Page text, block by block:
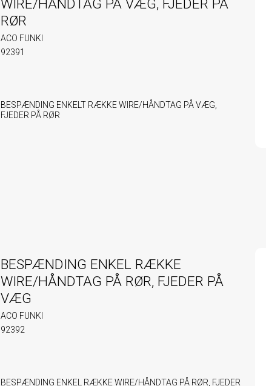
WIRE/HÅNDTAG PÅ VÆG, FJEDER PÅ
RØR
ACO FUNKI
92391
BESPÆNDING ENKELT RÆKKE WIRE/HÅNDTAG PÅ VÆG,
FJEDER PÅ RØR
BESPÆNDING ENKEL RÆKKE
WIRE/HÅNDTAG PÅ RØR, FJEDER PÅ
VÆG
ACO FUNKI
92392
BESPÆNDING ENKEL RÆKKE WIRE/HÅNDTAG PÅ RØR, FJEDER